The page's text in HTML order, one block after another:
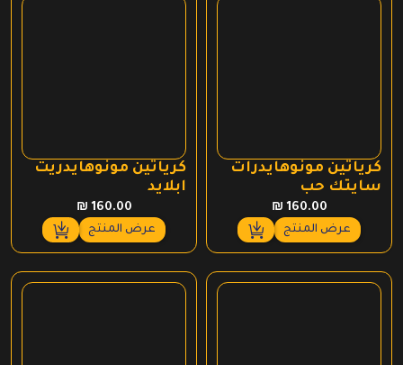
كرياتين مونوهايدرات
سايتك حب
₪ 160.00
عرض المنتج
كرياتين مونوهايدريت
ابلايد
₪ 160.00
عرض المنتج